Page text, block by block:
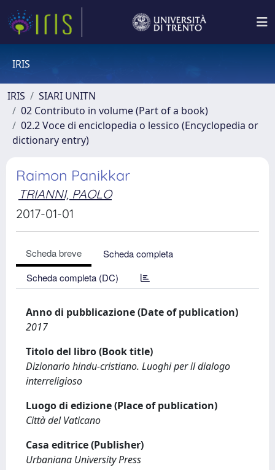
IRIS
IRIS
SIARI UNITN
02 Contributo in volume (Part of a book)
02.2 Voce di enciclopedia o lessico (Encyclopedia or
dictionary entry)
Raimon Panikkar
TRIANNI, PAOLO
2017-01-01
Scheda breve
Scheda completa
Scheda completa (DC)
Anno di pubblicazione (Date of publication)
2017
Titolo del libro (Book title)
Dizionario hindu-cristiano. Luoghi per il dialogo
interreligioso
Luogo di edizione (Place of publication)
Città del Vaticano
Casa editrice (Publisher)
Urbaniana University Press